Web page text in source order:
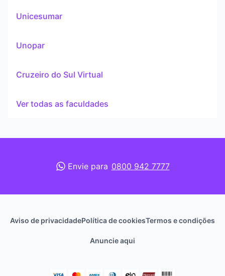
Unicesumar
Unopar
Cruzeiro do Sul Virtual
Ver todas as faculdades
Envie para 0800 942 7777
Aviso de privacidadePolítica de cookiesTermos e condições
Anuncie aqui